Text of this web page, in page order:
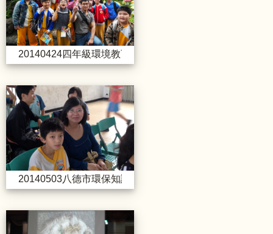
20140424四年級環境教育活動_小人國主題樂園
20140503八德市環保知識擂台
20140503八德市環保知識擂台賽